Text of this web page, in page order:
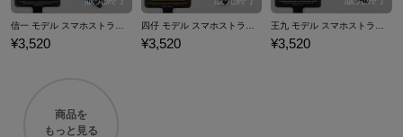
¥3,520 ¥3,520 ¥3,520
商品を
もっと見る